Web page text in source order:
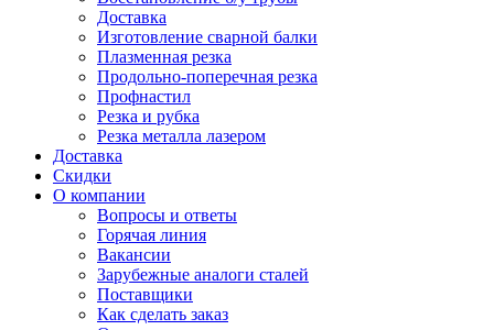
Доставка
Изготовление сварной балки
Плазменная резка
Продольно-поперечная резка
Профнастил
Резка и рубка
Резка металла лазером
Доставка
Скидки
О компании
Вопросы и ответы
Горячая линия
Вакансии
Зарубежные аналоги сталей
Поставщики
Как сделать заказ